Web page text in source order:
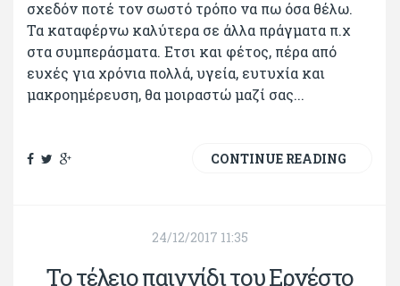
σχεδόν ποτέ τον σωστό τρόπο να πω όσα θέλω.
Τα καταφέρνω καλύτερα σε άλλα πράγματα π.χ
στα συμπεράσματα. Ετσι και φέτος, πέρα από
ευχές για χρόνια πολλά, υγεία, ευτυχία και
μακροημέρευση, θα μοιραστώ μαζί σας...
CONTINUE READING
24/12/2017 11:35
Το τέλειο παιγνίδι του Ερνέστο